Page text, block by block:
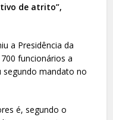
de atrito”,
a Presidência da
funcionários a
segundo mandato no
é, segundo o